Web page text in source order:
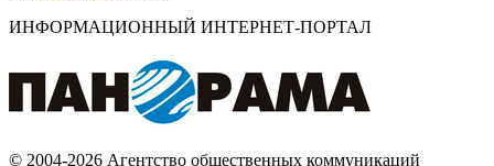
ИНФОРМАЦИОННЫЙ ИНТЕРНЕТ-ПОРТАЛ
© 2004-2026 Агентство общественных коммуникаций